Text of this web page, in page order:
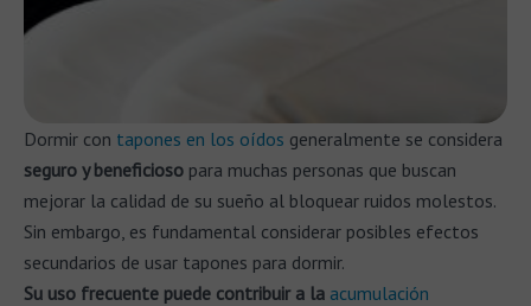
Dormir con tapones en los oídos generalmente se considera
seguro y beneficioso para muchas personas que buscan
mejorar la calidad de su sueño al bloquear ruidos molestos.
Sin embargo, es fundamental considerar posibles efectos
secundarios de usar tapones para dormir.
Su uso frecuente puede contribuir a la acumulación